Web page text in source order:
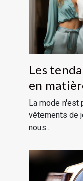
Les
en
femmes
La mode n'est
vêtements de
nous...